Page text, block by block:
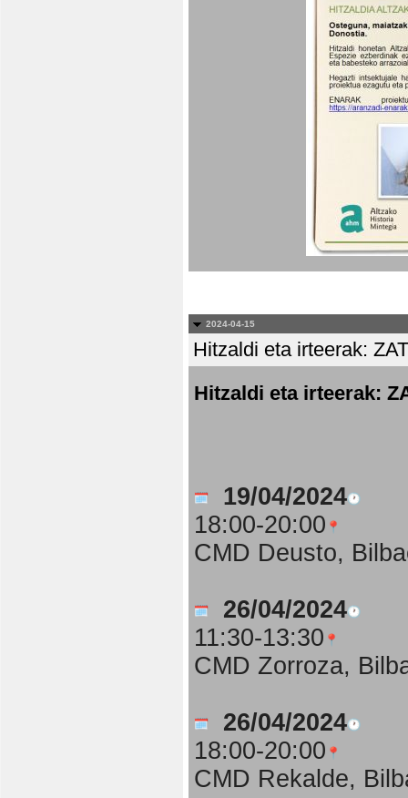
2024-04-15
Hitzaldi eta irteerak:
Hitzaldi eta irteerak:
19/04/2024
18:00-20:00
CMD Deusto,
26/04/2024
11:30-13:30
CMD Zorroza,
26/04/2024
18:00-20:00
CMD Rekalde,